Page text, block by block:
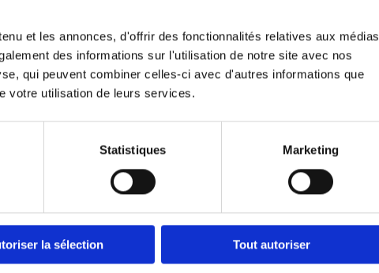
et les annonces, d'offrir des fonctionnalités relatives aux médias
des informations sur l'utilisation de notre site avec nos
qui peuvent combiner celles-ci avec d'autres informations que
votre utilisation de leurs services.
Statistiques Marketing
la sélection Tout autoriser